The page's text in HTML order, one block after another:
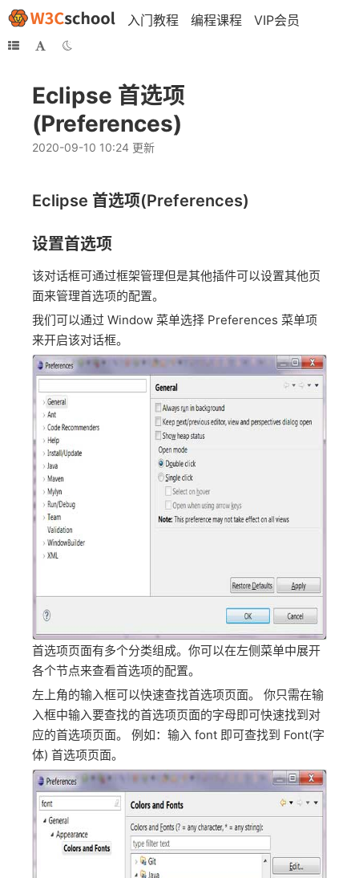
入门教程 编程课程 VIP会员
Eclipse 首选项
(Preferences)
2020-09-10 10:24 更新
Eclipse 首选项(Preferences)
设置首选项
该对话框可通过框架管理但是其他插件可以设置其他页
面来管理首选项的配置。
我们可以通过 Window 菜单选择 Preferences 菜单项
来开启该对话框。
首选项页面有多个分类组成。你可以在左侧菜单中展开
各个节点来查看首选项的配置。
左上角的输入框可以快速查找首选项页面。 你只需在输
入框中输入要查找的首选项页面的字母即可快速找到对
应的首选项页面。 例如：输入 font 即可查找到 Font(字
体) 首选项页面。